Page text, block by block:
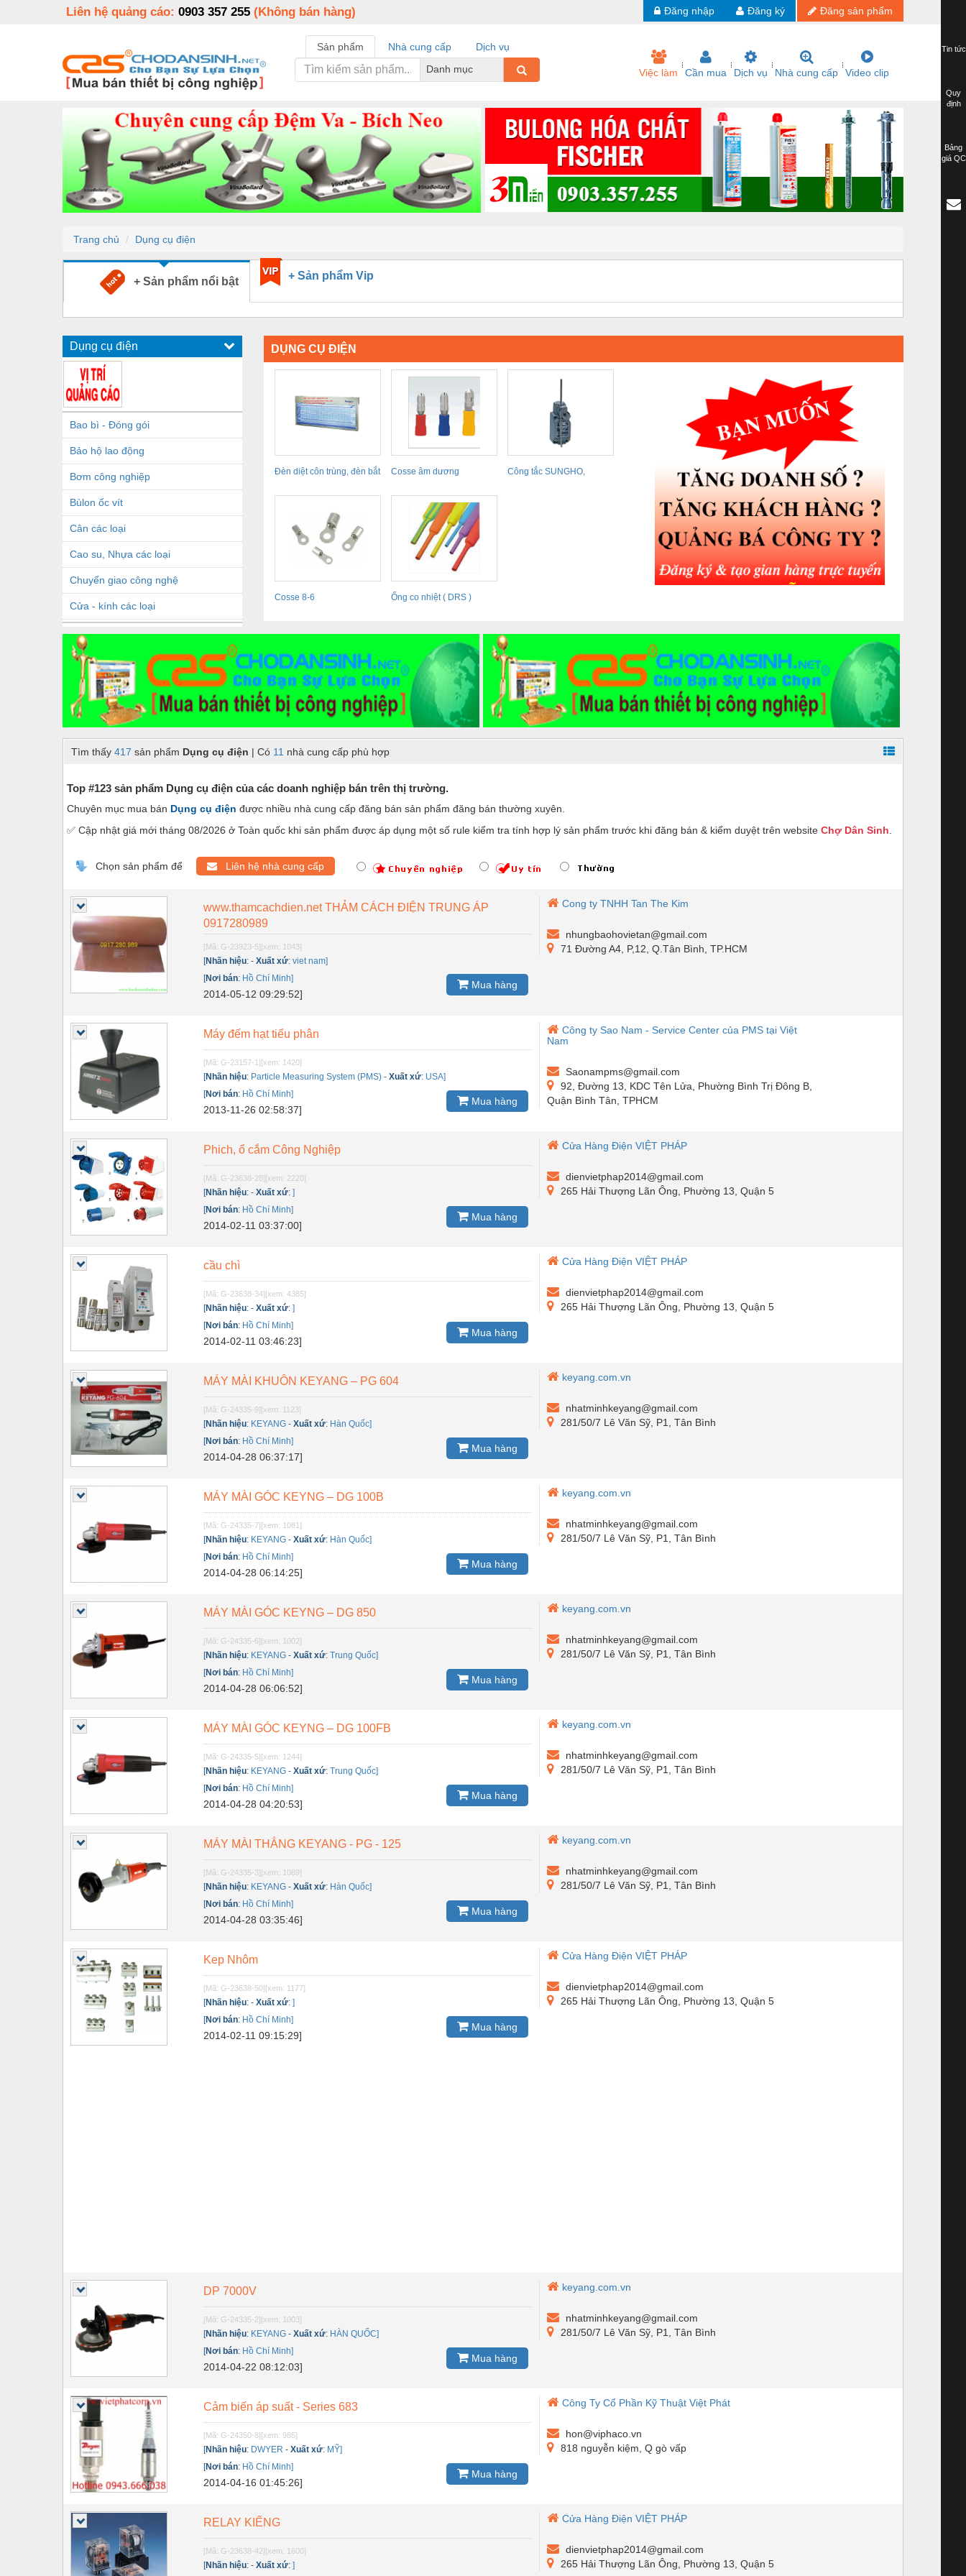
Liên hệ quảng cáo: 0903 357 255 (Không bán hàng) Đăng sản phẩm
Đăng ký
Đăng nhập
Sản phẩm Nhà cung cấp
Dịch vụ
Danh mục
Việc làm Cần mua Dịch vụ Nhà cung cấp Video clip
Trang chủ Dụng cụ điện
+ Sản phẩm nổi bật + Sản phẩm Vip
Dụng cụ điện
Bao bì - Đóng gói
Bảo hộ lao động
Bơm công nghiệp
Bùlon ốc vít
Cân các loại
Cao su, Nhựa các loại
Chuyển giao công nghệ
Cửa - kính các loại
Dầu khí - Thiết bị
Dây chuyền sản xuất
Dệt may - Thiết bị
Dầu mỡ công nghiệp
Điện công nghiệp
Điện gia dụng
Điện Lạnh
Đóng tàu Thiết bị
Đúc chính xác Thiết bị
Dụng cụ cắt gọt
Dụng cụ điện
Dụng cụ đo
Gỗ - Trang thiết bị
Hóa chất-Trang thiết bị
Kệ công nghiệp
Khí nén - Thiết bị
Khuôn mẫu - Phụ tùng
Lọc công nghiệp
Máy công cụ - Phụ tùng
Mỏ - Trang thiết bị
Mô tơ - Hộp số
Môi trường - Thiết bị
Nâng hạ - Trang thiết bị
Nội - Ngoại thất - văn phòng
Nồi hơi - Trang thiết bị
Nước-Vật tư thiết bị
Phốt cơ khí
Sắt, thép, inox các loại
Thiết bị chiếu sáng
Thiết bị an ninh
Thiết bị điện
Thiết bị giáo dục
Thiết bị khác
Thiết bị sơn - Sơn
Thiết bị nhiệt
Thiết bị văn phòng
Thiết bị viễn thông
Thủy lực-Thiết bị
Tự động hoá
Van - Co các loại
Vật liệu mài mòn
Vật liệu xây dựng
DỤNG CỤ ĐIỆN
Đèn diệt côn trùng, đèn bắt
Cosse âm dương
Công tắc SUNGHO,
Cosse 8-6 Ống co nhiệt ( DRS )
Tìm thấy 417 sản phẩm Dụng cụ điện | Có 11 nhà cung cấp phù hợp
Top #123 sản phẩm Dụng cụ điện của các doanh nghiệp bán trên thị trường.
Chuyên mục mua bán Dụng cụ điện được nhiều nhà cung cấp đăng bán sản phẩm đăng bán thường xuyên.
✅ Cập nhật giá mới tháng 08/2026 ở Toàn quốc khi sản phẩm được áp dụng một số rule kiểm tra tính hợp lý sản phẩm trước khi đăng bán & kiểm duyệt trên website Chợ Dân Sinh
Chọn sản phẩm để Liên hệ nhà cung cấp
www.thamcachdien.net THẢM CÁCH ĐIỆN TRUNG ÁP
0917280989
[Mã: G-23923-5][xem: 1043]
[Nhãn hiệu:-Xuất xứ:viet nam]
[Nơi bán: Hồ Chí Minh]
2014-05-12 09:29:52]
Mua hàng
Cong ty TNHH Tan The Kim
nhungbaohovietan@gmail.com
71 Đường A4, P,12, Q.Tân Bình, TP.HCM
Máy đếm hạt tiểu phân
[Mã: G-23157-1][xem: 1420]
[Nhãn hiệu: Particle Measuring System (PMS) -Xuất xứ: USA]
[Nơi bán: Hồ Chí Minh]
2013-11-26 02:58:37]
Mua hàng
Công ty Sao Nam - Service Center của PMS tại Việt
Nam
Saonampms@gmail.com
92, Đường 13, KDC Tên Lửa, Phường Bình Trị Đông B,
Quận Bình Tân, TPHCM
Phich, ổ cắm Công Nghiệp
[Mã: G-23638-28][xem: 2220]
[Nhãn hiệu:-Xuất xứ:]
[Nơi bán: Hồ Chí Minh]
2014-02-11 03:37:00]
Mua hàng
Cửa Hàng Điện VIỆT PHÁP
dienvietphap2014@gmail.com
265 Hải Thượng Lãn Ông, Phường 13, Quận 5
cầu chì
[Mã: G-23638-34][xem: 4385]
[Nhãn hiệu:-Xuất xứ:]
[Nơi bán: Hồ Chí Minh]
2014-02-11 03:46:23]
Mua hàng
Cửa Hàng Điện VIỆT PHÁP
dienvietphap2014@gmail.com
265 Hải Thượng Lãn Ông, Phường 13, Quận 5
MÁY MÀI KHUÔN KEYANG – PG 604
[Mã: G-24335-9][xem: 1123]
[Nhãn hiệu: KEYANG -Xuất xứ: Hàn Quốc]
[Nơi bán: Hồ Chí Minh]
2014-04-28 06:37:17]
Mua hàng
keyang.com.vn
nhatminhkeyang@gmail.com
281/50/7 Lê Văn Sỹ, P1, Tân Bình
MÁY MÀI GÓC KEYNG – DG 100B
[Mã: G-24335-7][xem: 1081]
[Nhãn hiệu: KEYANG -Xuất xứ: Hàn Quốc]
[Nơi bán: Hồ Chí Minh]
2014-04-28 06:14:25]
Mua hàng
keyang.com.vn
nhatminhkeyang@gmail.com
281/50/7 Lê Văn Sỹ, P1, Tân Bình
MÁY MÀI GÓC KEYNG – DG 850
[Mã: G-24335-6][xem: 1002]
[Nhãn hiệu: KEYANG -Xuất xứ:Trung Quốc]
[Nơi bán: Hồ Chí Minh]
2014-04-28 06:06:52]
Mua hàng
keyang.com.vn
nhatminhkeyang@gmail.com
281/50/7 Lê Văn Sỹ, P1, Tân Bình
MÁY MÀI GÓC KEYNG – DG 100FB
[Mã: G-24335-5][xem: 1244]
[Nhãn hiệu: KEYANG -Xuất xứ:Trung Quốc]
[Nơi bán: Hồ Chí Minh]
2014-04-28 04:20:53]
Mua hàng
keyang.com.vn
nhatminhkeyang@gmail.com
281/50/7 Lê Văn Sỹ, P1, Tân Bình
MÁY MÀI THẲNG KEYANG - PG - 125
[Mã: G-24335-3][xem: 1089]
[Nhãn hiệu: KEYANG -Xuất xứ: Hàn Quốc]
[Nơi bán: Hồ Chí Minh]
2014-04-28 03:35:46]
Mua hàng
keyang.com.vn
nhatminhkeyang@gmail.com
281/50/7 Lê Văn Sỹ, P1, Tân Bình
Kep Nhôm
[Mã: G-23638-50][xem: 1177]
[Nhãn hiệu:-Xuất xứ:]
[Nơi bán: Hồ Chí Minh]
2014-02-11 09:15:29]
Mua hàng
Cửa Hàng Điện VIỆT PHÁP
dienvietphap2014@gmail.com
265 Hải Thượng Lãn Ông, Phường 13, Quận 5
DP 7000V
[Mã: G-24335-2][xem: 1003]
[Nhãn hiệu: KEYANG -Xuất xứ: HÀN QUỐC]
[Nơi bán: Hồ Chí Minh]
2014-04-22 08:12:03]
Mua hàng
keyang.com.vn
nhatminhkeyang@gmail.com
281/50/7 Lê Văn Sỹ, P1, Tân Bình
Cảm biến áp suất - Series 683
[Mã: G-24350-8][xem: 985]
[Nhãn hiệu: DWYER -Xuất xứ: MỸ]
[Nơi bán: Hồ Chí Minh]
2014-04-16 01:45:26]
Mua hàng
Công Ty Cổ Phần Kỹ Thuật Việt Phát
hon@viphaco.vn
818 nguyễn kiệm, Q gò vấp
RELAY KIẾNG
[Mã: G-23638-42][xem: 1600]
[Nhãn hiệu:-Xuất xứ:]
Cửa Hàng Điện VIỆT PHÁP
dienvietphap2014@gmail.com
265 Hải Thượng Lãn Ông, Phường 13, Quận 5
Tin tức
Quy
định
Bảng
giá QC